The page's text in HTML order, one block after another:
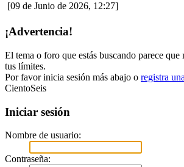
[09 de Junio de 2026, 12:27]
¡Advertencia!
El tema o foro que estás buscando parece que
tus límites.
Por favor inicia sesión más abajo o registra
CientoSeis
Iniciar sesión
Nombre de usuario:
Contraseña: